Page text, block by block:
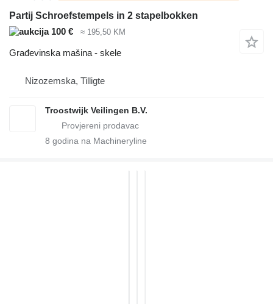
Partij Schroefstempels in 2 stapelbokken
100 €
≈ 195,50 KM
Građevinska mašina - skele
Nizozemska, Tilligte
Troostwijk Veilingen B.V.
8 godina na Machineryline